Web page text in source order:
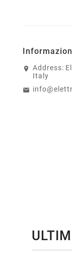
Address:
Italy